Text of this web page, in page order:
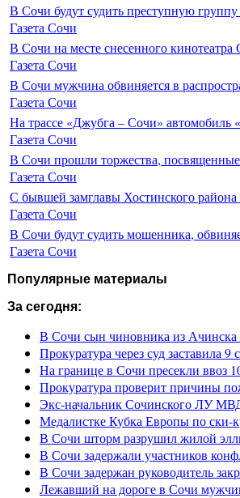
В Сочи будут судить преступную
Газета Сочи
В Сочи на месте снесенного
Газета Сочи
В Сочи мужчина обвиняется в
Газета Сочи
На трассе «Джубга – Сочи» автомобиль
Газета Сочи
В Сочи прошли торжества,
Газета Сочи
С бывшей замглавы Хостинского района
Газета Сочи
В Сочи будут судить мошенника,
Газета Сочи
Популярные материалы
За сегодня:
В Сочи сын чиновника из Ачинска
Прокуратура через суд заставила 9
На границе в Сочи пресекли ввоз
Прокуратура проверит причины
Экс-начальник Сочинского ЛУ
Медалистке Кубка Европы по ски-
В Сочи шторм разрушил жилой
В Сочи задержали участников
В Сочи задержан руководитель
Лежавший на дороге в Сочи